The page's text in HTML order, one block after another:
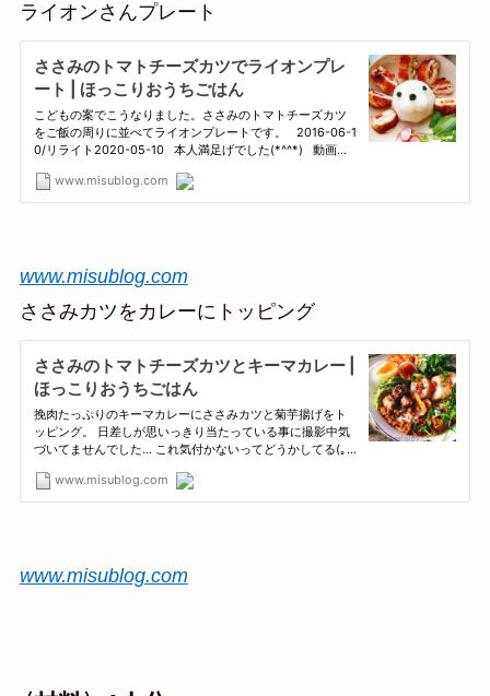
ライオンさんプレート
www.misublog.com
ささみカツをカレーにトッピング
www.misublog.com